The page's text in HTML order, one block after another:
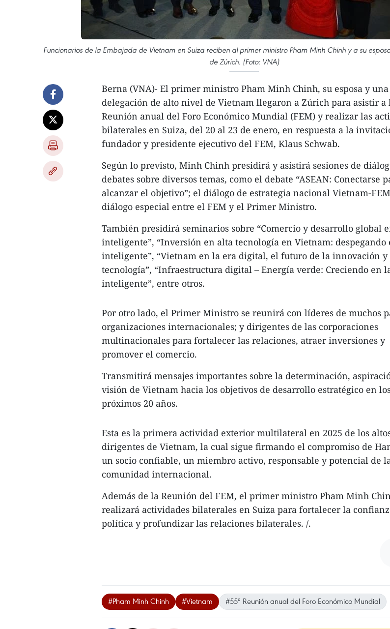
Funcionarios de la Embajada de Vietnam en Suiza reciben al primer ministro Pham Minh Chinh y a su
de Zúrich. (Foto: VNA)
Berna (VNA)- El primer ministro Pham Minh Chinh, su esposa y una
delegación de alto nivel de Vietnam llegaron a Zúrich para asistir a
Reunión anual del Foro Económico Mundial (FEM) y realizar las
bilaterales en Suiza, del 20 al 23 de enero, en respuesta a la
fundador y presidente ejecutivo del FEM, Klaus Schwab.
Según lo previsto, Minh Chinh presidirá y asistirá sesiones de
debates sobre diversos temas, como el debate “ASEAN: Conectarse
alcanzar el objetivo”; el diálogo de estrategia nacional Vietnam-
diálogo especial entre el FEM y el Primer Ministro.
También presidirá seminarios sobre “Comercio y desarrollo global
inteligente”, “Inversión en alta tecnología en Vietnam: despegando
inteligente”, “Vietnam en la era digital, el futuro de la innovación y
tecnología”, “Infraestructura digital – Energía verde: Creciendo en
inteligente”, entre otros.
Por otro lado, el Primer Ministro se reunirá con líderes de muchos
organizaciones internacionales; y dirigentes de las corporaciones
multinacionales para fortalecer las relaciones, atraer inversiones y
promover el comercio.
Transmitirá mensajes importantes sobre la determinación,
visión de Vietnam hacia los objetivos de desarrollo estratégico en
próximos 20 años.
Esta es la primera actividad exterior multilateral en 2025 de los
dirigentes de Vietnam, la cual sigue firmando el compromiso de
un socio confiable, un miembro activo, responsable y potencial de
comunidad internacional.
Además de la Reunión del FEM, el primer ministro Pham Minh
realizará actividades bilaterales en Suiza para fortalecer la
política y profundizar las relaciones bilaterales. /.
#Pham Minh Chinh #Vietnam #55ª Reunión anual del Foro Económico Mundial